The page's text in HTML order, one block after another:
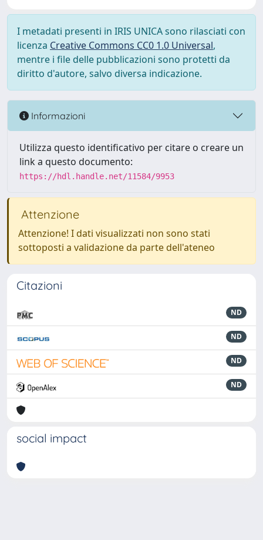
I metadati presenti in IRIS UNICA sono rilasciati con
licenza Creative Commons CC0 1.0 Universal,
mentre i file delle pubblicazioni sono protetti da
diritto d'autore, salvo diversa indicazione.
Informazioni
Utilizza questo identificativo per citare o creare un
link a questo documento:
https://hdl.handle.net/11584/9953
Attenzione
Attenzione! I dati visualizzati non sono stati
sottoposti a validazione da parte dell'ateneo
Citazioni
ND
ND
ND
ND
social impact